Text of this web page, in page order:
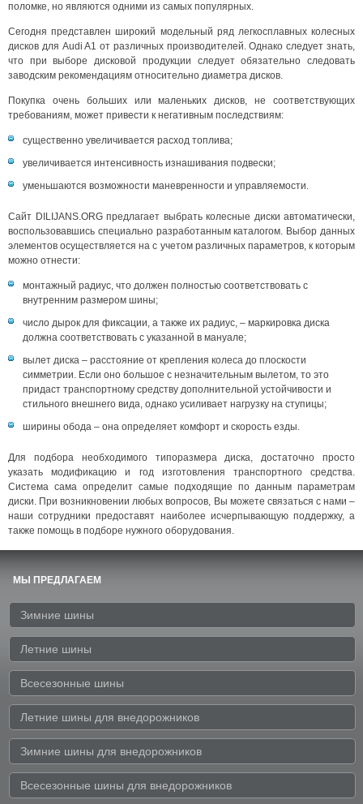
поломке, но являются одними из самых популярных.
Сегодня представлен широкий модельный ряд легкосплавных колесных
дисков для Audi A1 от различных производителей. Однако следует знать,
что при выборе дисковой продукции следует обязательно следовать
заводским рекомендациям относительно диаметра дисков.
Покупка очень больших или маленьких дисков, не соответствующих
требованиям, может привести к негативным последствиям:
существенно увеличивается расход топлива;
увеличивается интенсивность изнашивания подвески;
уменьшаются возможности маневренности и управляемости.
Сайт DILIJANS.ORG предлагает выбрать колесные диски автоматически,
воспользовавшись специально разработанным каталогом. Выбор данных
элементов осуществляется на с учетом различных параметров, к которым
можно отнести:
монтажный радиус, что должен полностью соответствовать с
внутренним размером шины;
число дырок для фиксации, а также их радиус, – маркировка диска
должна соответствовать с указанной в мануале;
вылет диска – расстояние от крепления колеса до плоскости
симметрии. Если оно большое с незначительным вылетом, то это
придаст транспортному средству дополнительной устойчивости и
стильного внешнего вида, однако усиливает нагрузку на ступицы;
ширины обода – она определяет комфорт и скорость езды.
Для подбора необходимого типоразмера диска, достаточно просто
указать модификацию и год изготовления транспортного средства.
Система сама определит самые подходящие по данным параметрам
диски. При возникновении любых вопросов, Вы можете связаться с нами –
наши сотрудники предоставят наиболее исчерпывающую поддержку, а
также помощь в подборе нужного оборудования.
МЫ ПРЕДЛАГАЕМ
Зимние шины
Летние шины
Всесезонные шины
Летние шины для внедорожников
Зимние шины для внедорожников
Всесезонные шины для внедорожников